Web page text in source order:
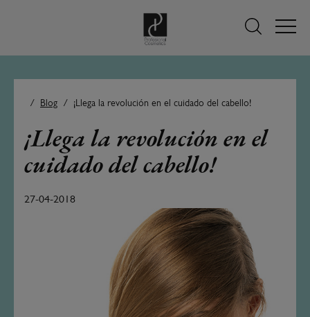
Blog ¡Llega la revolución en el cuidado del cabello!
¡Llega la revolución en el
cuidado del cabello!
27-04-2018